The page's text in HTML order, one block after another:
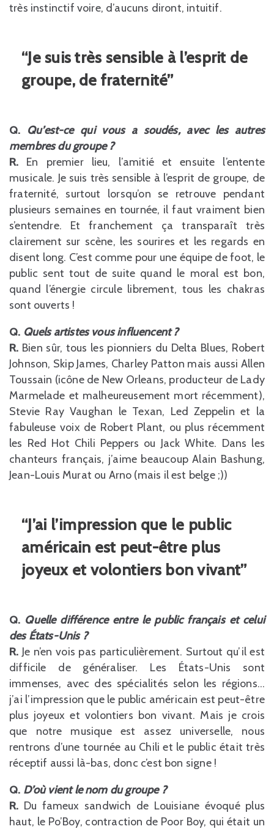
très instinctif voire, d’aucuns diront, intuitif.
“Je suis très sensible à l’esprit de
groupe, de fraternité”
Q. Qu’est-ce qui vous a soudés, avec les autres
membres du groupe ?
R. En premier lieu, l’amitié et ensuite l’entente
musicale. Je suis très sensible à l’esprit de groupe, de
fraternité, surtout lorsqu’on se retrouve pendant
plusieurs semaines en tournée, il faut vraiment bien
s’entendre. Et franchement ça transparaît très
clairement sur scène, les sourires et les regards en
disent long. C’est comme pour une équipe de foot, le
public sent tout de suite quand le moral est bon,
quand l’énergie circule librement, tous les chakras
sont ouverts !
Q. Quels artistes vous influencent ?
R. Bien sûr, tous les pionniers du Delta Blues, Robert
Johnson, Skip James, Charley Patton mais aussi Allen
Toussain (icône de New Orleans, producteur de Lady
Marmelade et malheureusement mort récemment),
Stevie Ray Vaughan le Texan, Led Zeppelin et la
fabuleuse voix de Robert Plant, ou plus récemment
les Red Hot Chili Peppers ou Jack White. Dans les
chanteurs français, j’aime beaucoup Alain Bashung,
Jean-Louis Murat ou Arno (mais il est belge ;))
“J’ai l’impression que le public
américain est peut-être plus
joyeux et volontiers bon vivant”
Q. Quelle différence entre le public français et celui
des États-Unis ?
R. Je n’en vois pas particulièrement. Surtout qu’il est
difficile de généraliser. Les États-Unis sont
immenses, avec des spécialités selon les régions…
j’ai l’impression que le public américain est peut-être
plus joyeux et volontiers bon vivant. Mais je crois
que notre musique est assez universelle, nous
rentrons d’une tournée au Chili et le public était très
réceptif aussi là-bas, donc c’est bon signe !
Q. D’où vient le nom du groupe ?
R. Du fameux sandwich de Louisiane évoqué plus
haut, le Po’Boy, contraction de Poor Boy, qui était un